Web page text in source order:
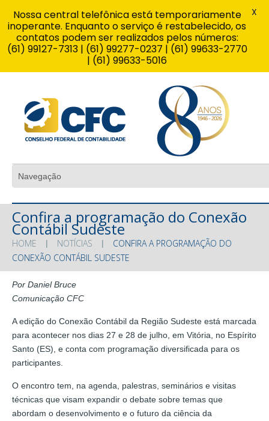
Confira a programação do Conexão
Contábil Sudeste
HOME NOTÍCIAS
CONFIRA A PROGRAMAÇÃO DO
CONEXÃO CONTÁBIL SUDESTE
Por Daniel Bruce
Comunicação CFC
A edição do Conexão Contábil da Região Sudeste está marcada
para acontecer nos dias 27 e 28 de julho, em Vitória, no Espírito
Santo (ES), e conta com programação diversificada para os
participantes.
O encontro tem, na agenda, palestras, seminários e visitas
técnicas que visam expandir o debate sobre temas que
abordam o desenvolvimento e o futuro da ciência da
Nossa central telefônica está temporariamente
inoperante. Enquanto o serviço é restabelecido, os
contatos podem ser realizados pelos números:
(61) 99127-7313 | (61) 99277-0237 | (61) 99633-2770
| (61) 99633-5016
X